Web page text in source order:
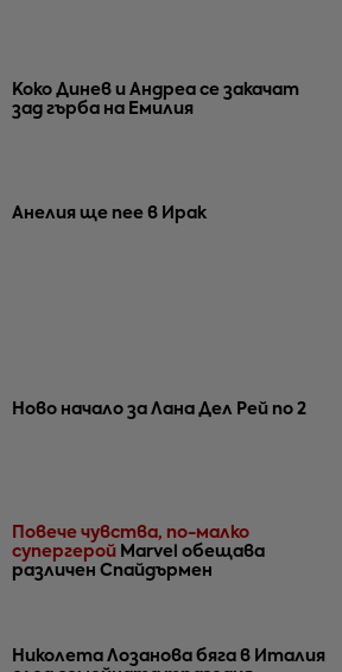
Коко Динев и Андреа се закачат
зад гърба на Емилия
Анелия ще пее в Ирак
Ново начало за Лана Дел Рей по 2
Повече чувства, по-малко
супергерой Marvel обещава
различен Спайдърмен
Николета Лозанова бяга в Италия